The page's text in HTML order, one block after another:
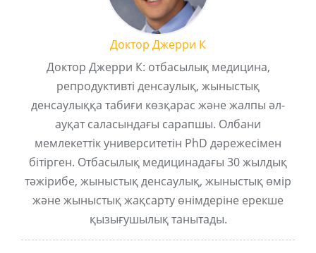
Доктор Джерри К
Доктор Джерри К: отбасылық медицина,
репродуктивті денсаулық, жыныстық
денсаулыққа табиғи көзқарас және жалпы әл-
ауқат саласындағы сарапшы. Олбани
мемлекеттік университетін PhD дәрежесімен
бітірген. Отбасылық медицинадағы 30 жылдық
тәжірибе, жыныстық денсаулық, жыныстық өмір
және жыныстық жақсарту өнімдеріне ерекше
қызығушылық танытады.